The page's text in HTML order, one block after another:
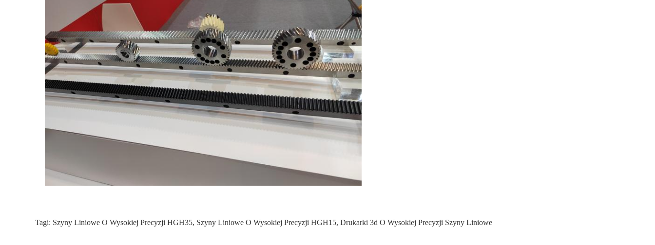
Tagi: Szyny Liniowe O Wysokiej Precyzji HGH35, Szyny Liniowe O Wysokiej Precyzji HGH15, Drukarki 3d O Wysokiej Precyzji Szyny Liniowe